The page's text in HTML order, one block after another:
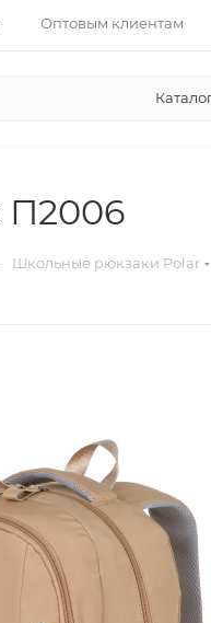
Оптовым клиентам
П2006
Школьные рюкзаки Polar